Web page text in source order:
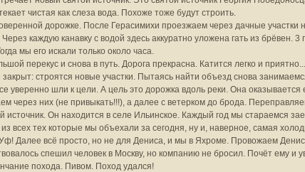
чистая как слеза вода. Похоже тоже будут строить.
дорожке. После Герасимихи проезжаем через дачные участки
каждую канавку с водой здесь аккуратно уложена гать из брёвен.
мы его искали только около часа.
перекус и снова в путь. Дорога прекрасна. Катится легко и
закрыт: строятся новые участки. Пытаясь найти объезд снова
уверенно шли к цели. А цель это дорожка вдоль реки. Она
через них (не привыкать!!!), а далее с ветерком до брода.
источник. Он находится в селе Ильинское. Каждый год мы стараемся
из всех тех которые мы объехали за сегодня, ну и, наверное, самая
Далее всё просто, но не для Дениса, и мы в Яхроме. Провожаем
спешил человек в Москву, но компанию не бросил. Почёт ему и
похода. Пивом. Поход удался!